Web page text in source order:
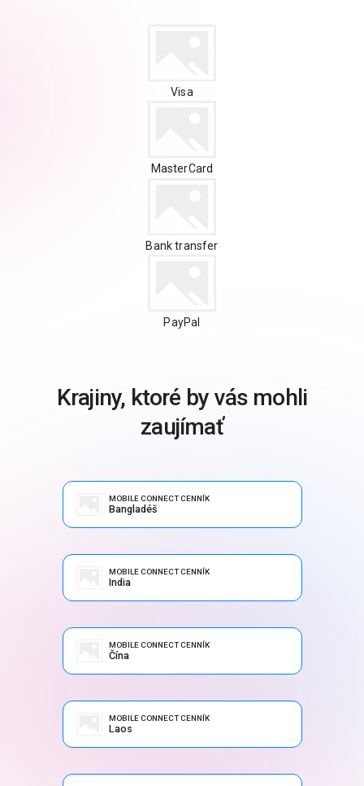
Visa
MasterCard
Bank transfer
PayPal
Krajiny, ktoré by vás mohli
zaujímať
MOBILE CONNECT CENNÍK
Bangladéš
MOBILE CONNECT CENNÍK
India
MOBILE CONNECT CENNÍK
Čína
MOBILE CONNECT CENNÍK
Laos